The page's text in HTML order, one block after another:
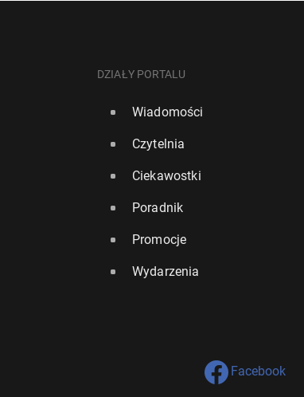
DZIAŁY PORTALU
Wiadomości
Czytelnia
Ciekawostki
Poradnik
Promocje
Wydarzenia
Facebook